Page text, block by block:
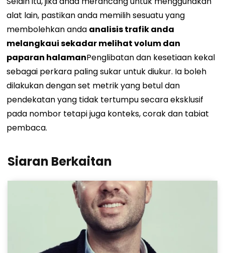
alat lain, pastikan anda memilih sesuatu yang
membolehkan anda analisis trafik anda
melangkaui sekadar melihat volum dan
paparan halamanPenglibatan dan kesetiaan kekal
sebagai perkara paling sukar untuk diukur. Ia boleh
dilakukan dengan set metrik yang betul dan
pendekatan yang tidak tertumpu secara eksklusif
pada nombor tetapi juga konteks, corak dan tabiat
pembaca.
Siaran Berkaitan